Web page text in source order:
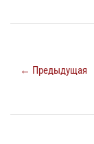
← Предыдущая